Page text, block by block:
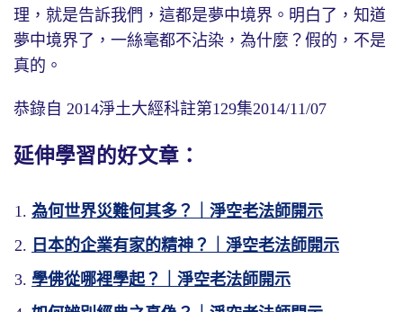
理，就是告訴我們，這都是夢中境界。明白了，知道
夢中境界了，一絲毫都不沾染，為什麼？假的，不是
真的。
恭錄自 2014淨土大經科註第129集2014/11/07
延伸學習的好文章：
為何世界災難何其多？｜淨空老法師開示
日本的企業有家的精神？｜淨空老法師開示
學佛從哪裡學起？｜淨空老法師開示